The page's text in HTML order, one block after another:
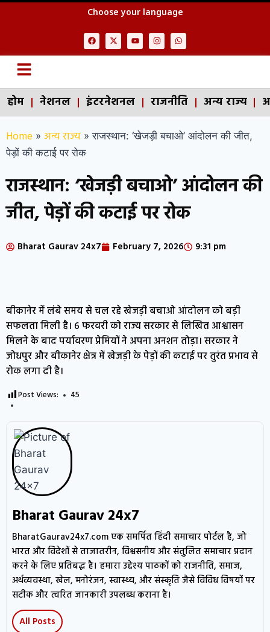
Choose your language
होम नेशनल इंटरनेशनल राजनीति अन्य राज्य
Home » अन्य राज्य » राजस्थान: ‘खेजड़ी बचाओ’ आंदोलन की जीत,
पेड़ों की कटाई पर रोक
राजस्थान: ‘खेजड़ी बचाओ’ आंदोलन की
जीत, पेड़ों की कटाई पर रोक
Bharat Gaurav 24x7 February 7, 2026 9:31 pm
बीकानेर में लंबे समय से चल रहे खेजड़ी बचाओ आंदोलन को बड़ी
सफलता मिली है। 6 फरवरी को राज्य सरकार से लिखित आश्वासन
मिलने के बाद पर्यावरण प्रेमियों ने अपना अनशन तोड़ा। सरकार ने
जोधपुर और बीकानेर क्षेत्र में खेजड़ी के पेड़ों की कटाई पर तुरंत प्रभाव से
रोक लगा दी है।
Post Views: 45
Bharat Gaurav 24x7
BharatGaurav24x7.com एक समर्पित हिंदी समाचार पोर्टल है, जो
भारत और विदेशों से ताजातरीन, विश्वसनीय और संतुलित समाचार प्रदान
करने के लिए प्रतिबद्ध है। हमारा उद्देश्य पाठकों को राजनीति, समाज,
अर्थव्यवस्था, खेल, मनोरंजन, स्वास्थ्य, और संस्कृति जैसे विविध विषयों पर
सटीक और त्वरित जानकारी उपलब्ध कराना है।
All Posts